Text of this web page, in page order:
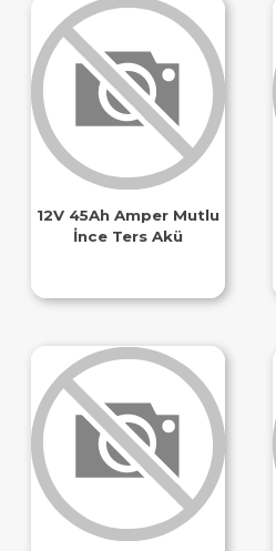
12V 45Ah Amper Mutlu
İnce Ters Akü